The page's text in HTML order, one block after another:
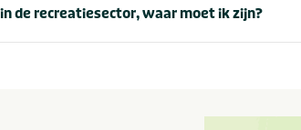
de recreatiesector, waar moet ik zijn?